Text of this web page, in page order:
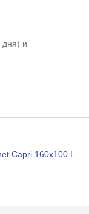
дня) и
Capri 160x100 L